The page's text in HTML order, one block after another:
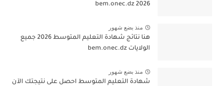
2026 bem.onec.dz
منذ بضع شهور
هنا نتائج شهادة التعليم المتوسط 2026 جميع
الولايات bem.onec.dz
منذ بضع شهور
شهادة التعليم المتوسط احصل على نتيجتك الآن